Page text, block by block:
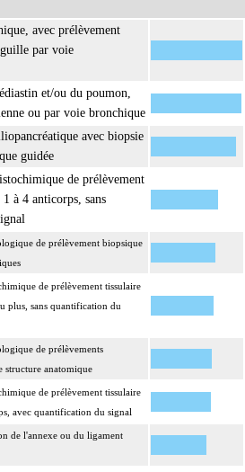
cellulaire
inclut : l'examen macroscopique et
d'exérèse
d'un organe inclut : l'examen du feuillet
séreuse
de pièce d'exérèse inclut : l'échantillonnage,
la préparation microscopique avec une coloration
ou d'hématoxyline-éosine ou de phloxine avec ou
photographie, l'interprétation, les éventuels
stades de réalisation, le compte rendu, le codage
spéciale
avec prélèvement
par voie
et/ou du poumon,
ou par voie bronchique
avec biopsie
guidée
de prélèvement
à 4 anticorps, sans
de prélèvement biopsique
de prélèvement tissulaire
plus, sans quantification du
de prélèvements
structure anatomique
de prélèvement tissulaire
avec quantification du signal
de l'annexe ou du ligament